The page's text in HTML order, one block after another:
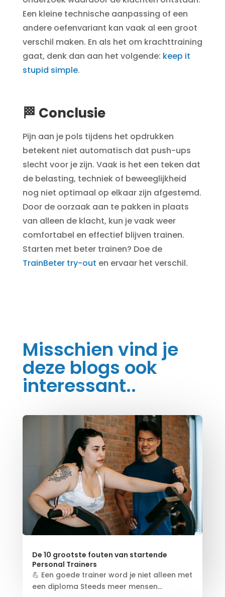
Een kleine technische aanpassing of een
andere oefenvariant kan vaak al een groot
verschil maken. En als het om krachttraining
gaat, denk dan aan het volgende: keep it
stupid simple.
🏁 Conclusie
Pijn aan je pols tijdens het opdrukken
betekent niet automatisch dat push-ups
slecht voor je zijn. Vaak is het een teken dat
de belasting, techniek of beweeglijkheid
nog niet optimaal op elkaar zijn afgestemd.
Door de oorzaak aan te pakken in plaats
van alleen de klacht, kun je vaak weer
comfortabel en effectief blijven trainen.
Starten met beter trainen? Doe de
TrainBeter try-out en ervaar het verschil.
Misschien vind je
deze blogs ook
interessant..
De 10 grootste fouten van startende
Personal Trainers
💪 Een goede trainer word je niet alleen met
een diploma Steeds meer mensen...